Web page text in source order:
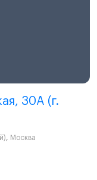
30A (г.
, Москва